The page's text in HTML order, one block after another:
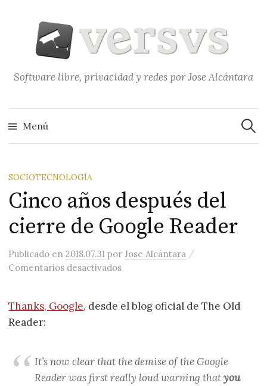
contenido
Software libre, privacidad y redes por Jose Alcántara
Menú
SOCIOTECNOLOGÍA
Cinco años después del
cierre de Google Reader
Publicado en2018.07.31 porJose Alcántara /
Comentarios desactivadosen Cinco años después del cierre
Thanks, Google, desde el blog oficial de The Old
Reader:
It’s now clear that the demise of the Google
Reader was first really loud warning thatyou